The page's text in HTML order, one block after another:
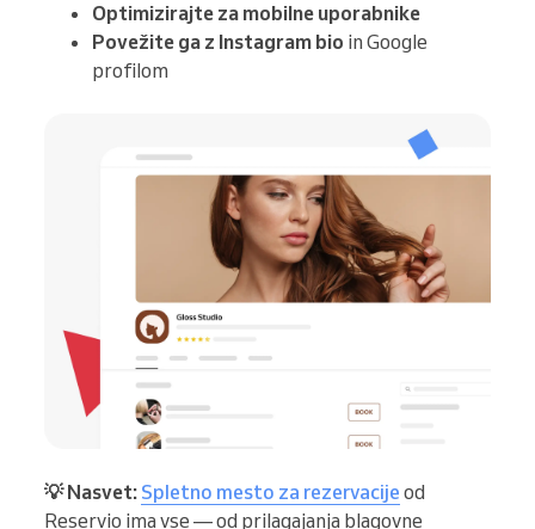
Optimizirajte za mobilne uporabnike
Povežite ga z Instagram bio in Google
profilom
💡 Nasvet: Spletno mesto za rezervacije od
Reservio ima vse — od prilagajanja blagovne